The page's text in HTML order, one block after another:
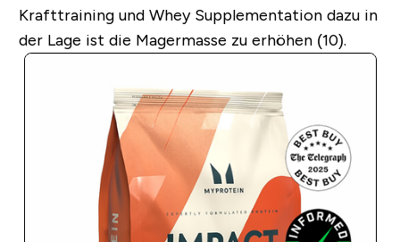
Krafttraining und Whey Supplementation dazu in
der Lage ist die Magermasse zu erhöhen (10).